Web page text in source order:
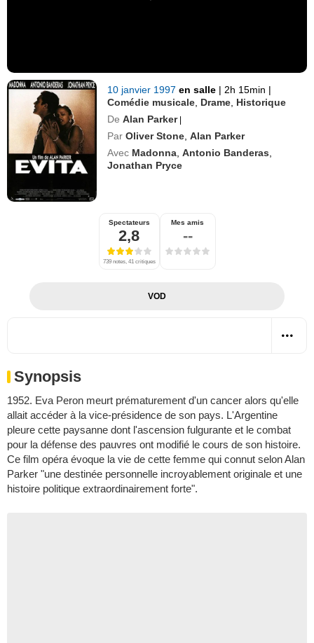
10 janvier 1997en salle | 2h 15min |
Comédie musicale Drame Historique
De Alan Parker |
Par Oliver Stone ,Alan Parker
Avec Madonna ,Antonio Banderas
Jonathan Pryce
Spectateurs
2,8
739 notes, 41 critiques
Mes amis
--
VOD
Synopsis
1952. Eva Peron meurt prématurement d'un cancer alors qu'elle
allait accéder à la vice-présidence de son pays. L'Argentine
pleure cette paysanne dont l'ascension fulgurante et le combat
pour la défense des pauvres ont modifié le cours de son histoire.
Ce film opéra évoque la vie de cette femme qui connut selon Alan
Parker "une destinée personnelle incroyablement originale et une
histoire politique extraordinairement forte".